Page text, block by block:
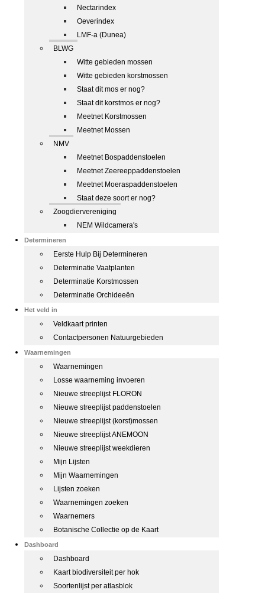
Nectarindex
Oeverindex
LMF-a (Dunea)
BLWG
Witte gebieden mossen
Witte gebieden korstmossen
Staat dit mos er nog?
Staat dit korstmos er nog?
Meetnet Korstmossen
Meetnet Mossen
NMV
Meetnet Bospaddenstoelen
Meetnet Zeereeppaddenstoelen
Meetnet Moeraspaddenstoelen
Staat deze soort er nog?
Zoogdiervereniging
NEM Wildcamera's
Determineren
Eerste Hulp Bij Determineren
Determinatie Vaatplanten
Determinatie Korstmossen
Determinatie Orchideeën
Het veld in
Veldkaart printen
Contactpersonen Natuurgebieden
Waarnemingen
Waarnemingen
Losse waarneming invoeren
Nieuwe streeplijst FLORON
Nieuwe streeplijst paddenstoelen
Nieuwe streeplijst (korst)mossen
Nieuwe streeplijst ANEMOON
Nieuwe streeplijst weekdieren
Mijn Lijsten
Mijn Waarnemingen
Lijsten zoeken
Waarnemingen zoeken
Waarnemers
Botanische Collectie op de Kaart
Dashboard
Dashboard
Kaart biodiversiteit per hok
Soortenlijst per atlasblok